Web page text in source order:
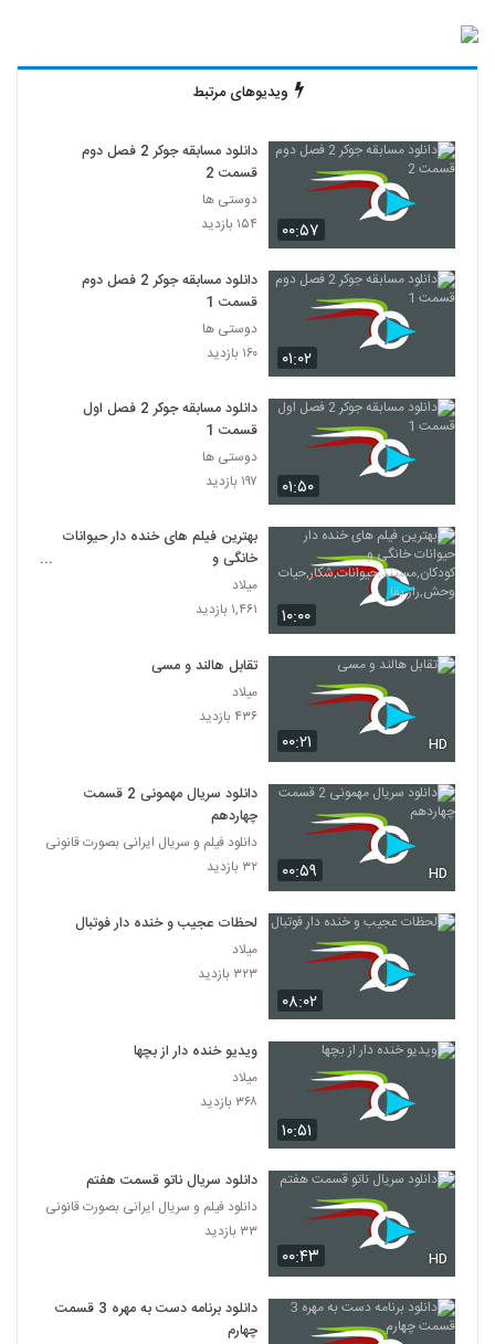
ویدیوهای مرتبط
۰۰:۵۷
دانلود مسابقه جوکر 2 فصل دوم
قسمت 2
دوستی ها
۱۵۴ بازدید
۰۱:۰۲
دانلود مسابقه جوکر 2 فصل دوم
قسمت 1
دوستی ها
۱۶۰ بازدید
۰۱:۵۰
دانلود مسابقه جوکر 2 فصل اول
قسمت 1
دوستی ها
۱۹۷ بازدید
۱۰:۰۰
بهترین فیلم های خنده دار حیوانات
خانگی و
کودکان,مستند,حیوانات,شکار,حیات
وحش,راز بقا
میلاد
۱,۴۶۱ بازدید
۰۰:۲۱ HD
تقابل هالند و مسی
میلاد
۴۳۶ بازدید
۰۰:۵۹ HD
دانلود سریال مهمونی 2 قسمت
چهاردهم
دانلود فیلم و سریال ایرانی بصورت قانونی
۳۲ بازدید
۰۸:۰۲
لحظات عجیب و خنده دار فوتبال
میلاد
۳۲۳ بازدید
۱۰:۵۱
ویدیو خنده دار از بچها
میلاد
۳۶۸ بازدید
۰۰:۴۳ HD
دانلود سریال ناتو قسمت هفتم
دانلود فیلم و سریال ایرانی بصورت قانونی
۳۳ بازدید
دانلود برنامه دست به مهره 3 قسمت
چهارم